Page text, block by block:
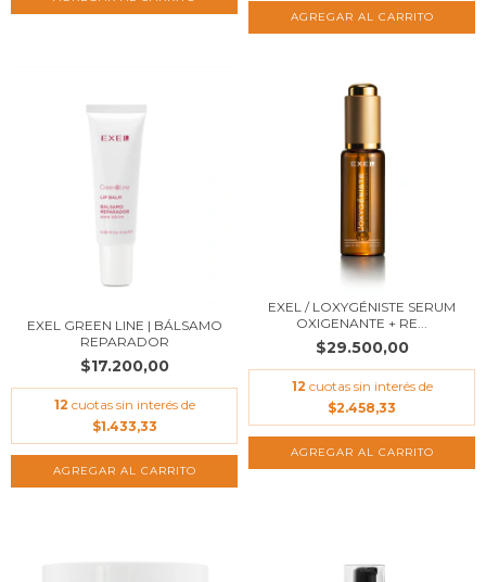
EXEL GREEN LINE | BÁLSAMO
REPARADOR
$17.200,00
12 cuotas sin interés de
$1.433,33
EXEL / LOXYGÉNISTE SERUM
OXIGENANTE + RE...
$29.500,00
12 cuotas sin interés de
$2.458,33